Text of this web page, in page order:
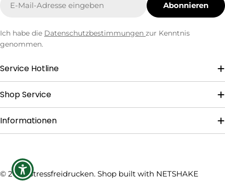
Service Hotline
Shop Service
Informationen
Mail
Abonnieren
Ich habe die Datenschutzbestimmungen zur Kenntnis
genommen.
Zahlungsmethoden
© 2026Stressfreidrucken. Shop built with NETSHAKE